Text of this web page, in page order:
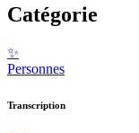
Catégorie
✨
Personnes
Transcription